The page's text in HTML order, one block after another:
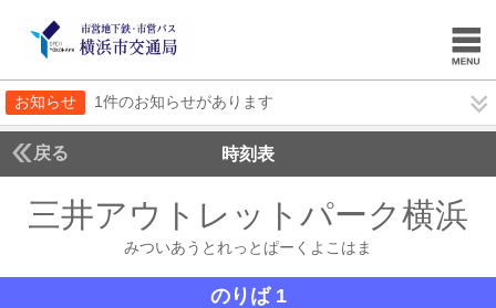
お知らせ 1件のお知らせがあります
戻る 時刻表
三井アウトレットパーク横浜
みついあうとれっとぱーくよこはま
のりば 1